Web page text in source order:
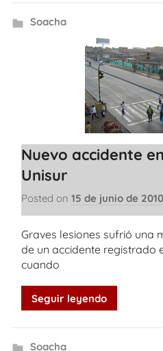
Soacha
Nuevo accidente
Unisur
Posted on 15 de junio de 2010
Graves lesiones sufrió una
de un accidente registrado
cuando
Seguir leyendo
Soacha